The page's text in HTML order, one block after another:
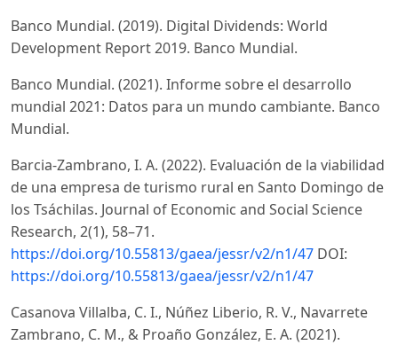
Banco Mundial. (2019). Digital Dividends: World
Development Report 2019. Banco Mundial.
Banco Mundial. (2021). Informe sobre el desarrollo
mundial 2021: Datos para un mundo cambiante. Banco
Mundial.
Barcia-Zambrano, I. A. (2022). Evaluación de la viabilidad
de una empresa de turismo rural en Santo Domingo de
los Tsáchilas. Journal of Economic and Social Science
Research, 2(1), 58–71.
https://doi.org/10.55813/gaea/jessr/v2/n1/47 DOI:
https://doi.org/10.55813/gaea/jessr/v2/n1/47
Casanova Villalba, C. I., Núñez Liberio, R. V., Navarrete
Zambrano, C. M., & Proaño González, E. A. (2021).